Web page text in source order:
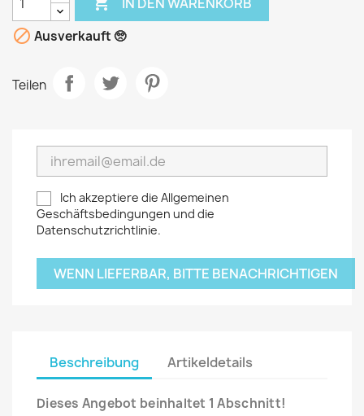
 Ausverkauft 🥺
Teilen
Ich akzeptiere die Allgemeinen
Geschäftsbedingungen und die
Datenschutzrichtlinie.
WENN LIEFERBAR, BITTE BENACHRICHTIGEN
Beschreibung Artikeldetails
Dieses Angebot beinhaltet 1 Abschnitt!